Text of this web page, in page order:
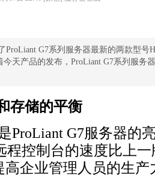
ProLiant G7系列服务器最新的两款型号
今天产品的发布，ProLiant G7系列服务
存储的平衡
ProLiant G7服务器的
程控制台的速度比上
高企业管理人员的生产